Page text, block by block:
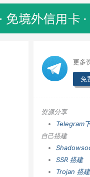
更多
免
资源分享
Telegram
自己搭建
SSR 搭建
Trojan 搭建